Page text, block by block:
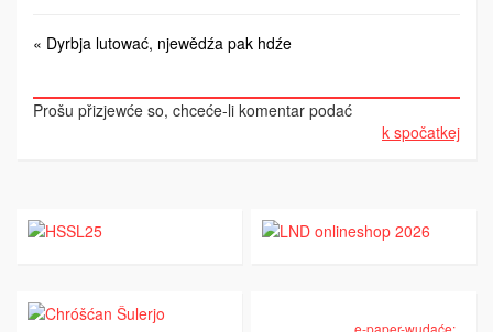
« Dyrbja lutować, njewědźa pak hdźe
Prošu přizjewće so, chceće-li komentar podać
k spočatkej